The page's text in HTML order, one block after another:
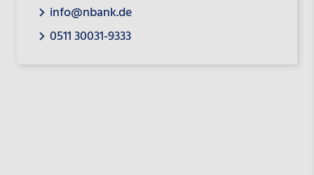
info@nbank.de
0511 30031-9333